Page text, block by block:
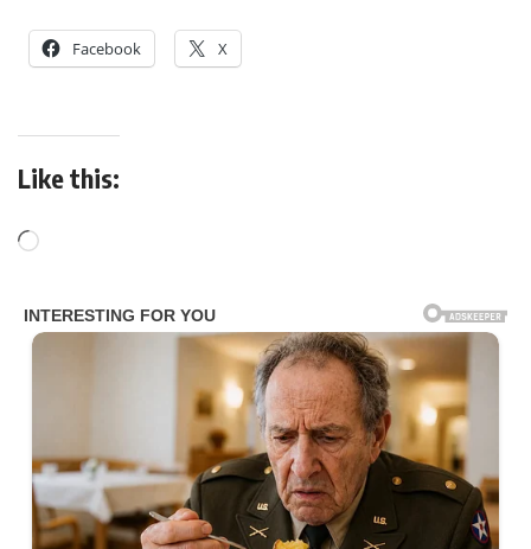
Facebook X
Like this: